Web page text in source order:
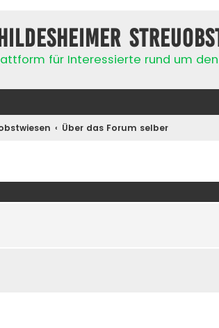
für Interessierte rund um den
Über das Forum selber